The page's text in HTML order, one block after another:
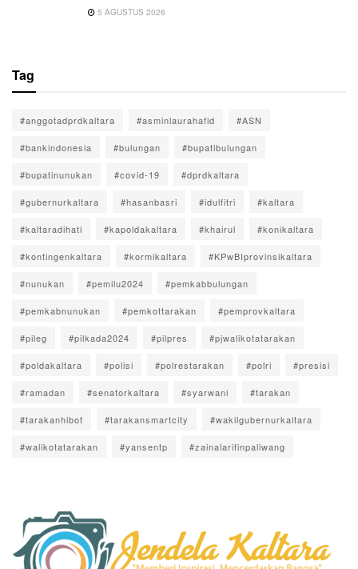
5 AGUSTUS 2026
Tag
#anggotadprdkaltara #asminlaurahafid #ASN
#bankindonesia #bulungan #bupatibulungan
#bupatinunukan #covid-19 #dprdkaltara
#gubernurkaltara #hasanbasri #idulfitri #kaltara
#kaltaradihati #kapoldakaltara #khairul #konikaltara
#kontingenkaltara #kormikaltara #KPwBIprovinsikaltara
#nunukan #pemilu2024 #pemkabbulungan
#pemkabnunukan #pemkottarakan #pemprovkaltara
#pileg #pilkada2024 #pilpres #pjwalikotatarakan
#poldakaltara #polisi #polrestarakan #polri #presisi
#ramadan #senatorkaltara #syarwani #tarakan
#tarakanhibot #tarakansmartcity #wakilgubernurkaltara
#walikotatarakan #yansentp #zainalarifinpaliwang